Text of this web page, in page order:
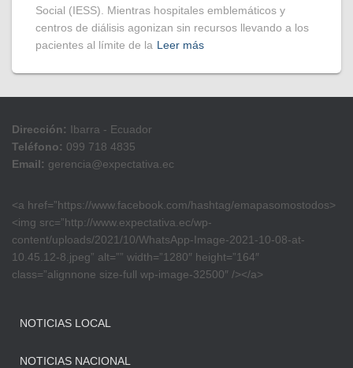
Social (IESS). Mientras hospitales emblemáticos y
centros de diálisis agonizan sin recursos llevando a los
pacientes al límite de la Leer más
Dirección: Ibarra - Ecuador
Teléfono: 099 718 4835
Email: gerencia@expectativa.ec
<a href=”https://www.facebook.com/hashtag/emapasomostodos>
<img src=”http://www.expectativa.ec/wp-
content/uploads/2021/10/WhatsApp-Image-2021-10-08-at-
10.45.12-8.jpeg” alt=”” width=”1280″ height=”164″
class=”alignnone size-full wp-image-32500″ /></a>
NOTICIAS LOCAL
NOTICIAS NACIONAL